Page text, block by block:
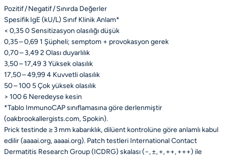
Pozitif / Negatif / Sınırda Değerler
Spesifik IgE (kU/L) Sınıf Klinik Anlam*
< 0,350 Sensitizasyon olasılığı düşük
0,35 – 0,691 Şüpheli; semptom + provokasyon gerek
0,70 – 3,492 Olası duyarlılık
3,50 – 17,49 3 Yüksek olasılık
17,50 – 49,994 Kuvvetli olasılık
50 – 100 5Çok yüksek olasılık
> 1006 Neredeyse kesin
*Tablo ImmunoCAP sınıflamasına göre derlenmiştir
(oakbrookallergists.com, Spokin).
Prick testinde ≥ 3 mm kabarıklık, dilüent kontrolüne göre anlamlı kabul
edilir (aaaai.org, aaaai.org). Patch testleri International Contact
Dermatitis Research Group (ICDRG) skalası (−, ±, +, ++, +++) ile